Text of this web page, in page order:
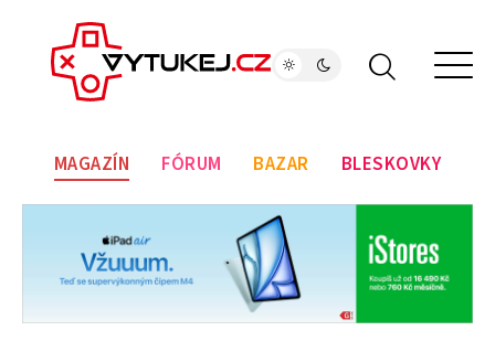
MAGAZÍN FÓRUM BAZAR BLESKOVKY